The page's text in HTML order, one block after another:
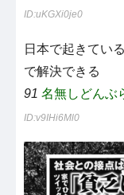
ID:uKGXi0je0
日本で起きてい
で解決できる
91 名無しどんぶ
ID:v9IHi6Ml0